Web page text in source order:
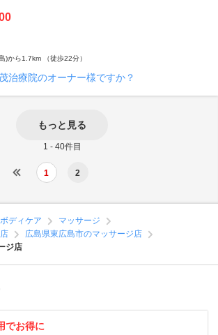
)から1.7km （徒歩22分）
治療院のオーナー様ですか？
もっと見る
1 - 40件目
1 2
ディケア
マッサージ
広島県東広島市のマッサージ店
ジ店
でお得に